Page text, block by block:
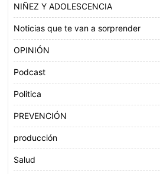
NIÑEZ Y ADOLESCENCIA
Noticias que te van a sorprender
OPINIÓN
Podcast
Politica
PREVENCIÓN
producción
Salud